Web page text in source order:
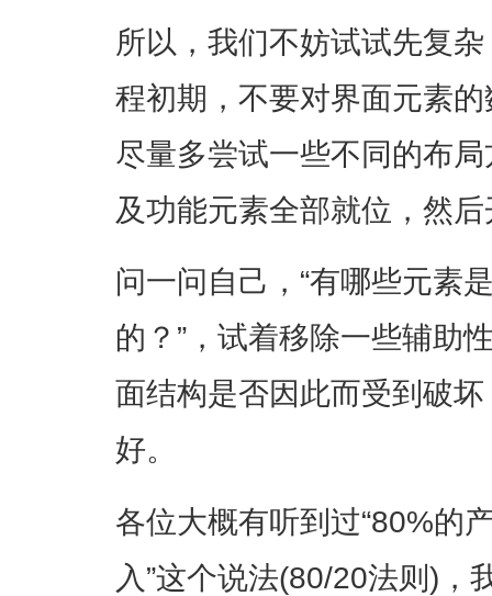
所以，我们不妨试试先复
程初期，不要对界面元素
尽量多尝试一些不同的布
及功能元素全部就位，然
问一问自己，“有哪些元素
的？”，试着移除一些辅助
面结构是否因此而受到破
好。
各位大概有听到过“80%的
入”这个说法(80/20法则)，